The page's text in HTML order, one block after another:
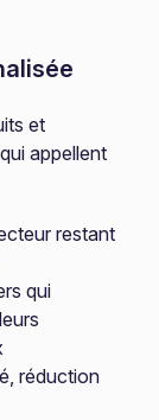
et
appellent
restant
qui
réduction